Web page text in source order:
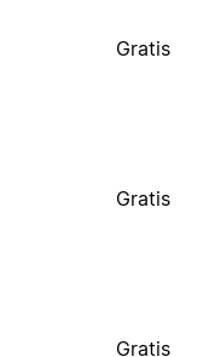
Gratis
Gratis
Gratis